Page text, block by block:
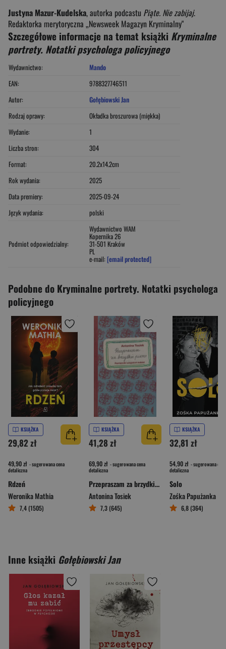
Justyna Mazur-Kudelska, autorka podcastu Piąte. Nie zabijaj.
Redaktorka merytoryczna „Newsweek Magazyn Kryminalny"
Szczegółowe informacje na temat książki Kryminalne
portrety. Notatki psychologa policyjnego
Wydawnictwo:
Mando
EAN:
9788327746511
Autor:
Gołębiowski Jan
Rodzaj oprawy:
Okładka broszurowa (miękka)
Wydanie:
1
Liczba stron:
304
Format:
20.2x14.2cm
Rok wydania:
2025
Data premiery:
2025-09-24
Język wydania:
polski
Podmiot odpowiedzialny:
Wydawnictwo WAM
Kopernika 26
31-501 Kraków
PL
e-mail: [email protected]
Podobne do Kryminalne portrety. Notatki psychologa
policyjnego
KSIĄŻKA
29,82 zł
49,90 zł - sugerowana cena
detaliczna
Rdzeń
Weronika Mathia
7,4 (1505)
KSIĄŻKA
41,28 zł
69,90 zł - sugerowana cena
detaliczna
Przepraszam za brzydkie pismo Pamiętniki wiejskich kobiet
Antonina Tosiek
7,3 (645)
KSIĄŻKA
32,81 zł
54,90 zł - sugerowana cena
detaliczna
Solo
Zośka Papużanka
6,8 (364)
Inne książki Gołębiowski Jan